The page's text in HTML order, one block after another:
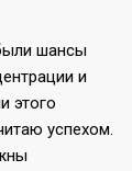
шансы
и
этого
успехом.